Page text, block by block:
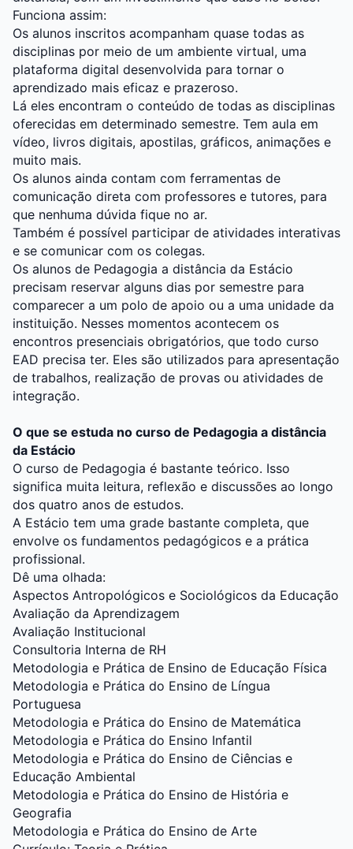
Funciona assim:
Os alunos inscritos acompanham quase todas as
disciplinas por meio de um ambiente virtual, uma
plataforma digital desenvolvida para tornar o
aprendizado mais eficaz e prazeroso.
Lá eles encontram o conteúdo de todas as disciplinas
oferecidas em determinado semestre. Tem aula em
vídeo, livros digitais, apostilas, gráficos, animações e
muito mais.
Os alunos ainda contam com ferramentas de
comunicação direta com professores e tutores, para
que nenhuma dúvida fique no ar.
Também é possível participar de atividades interativas
e se comunicar com os colegas.
Os alunos de Pedagogia a distância da Estácio
precisam reservar alguns dias por semestre para
comparecer a um polo de apoio ou a uma unidade da
instituição. Nesses momentos acontecem os
encontros presenciais obrigatórios, que todo curso
EAD precisa ter. Eles são utilizados para apresentação
de trabalhos, realização de provas ou atividades de
integração.
O que se estuda no curso de Pedagogia a distância
da Estácio
O curso de Pedagogia é bastante teórico. Isso
significa muita leitura, reflexão e discussões ao longo
dos quatro anos de estudos.
A Estácio tem uma grade bastante completa, que
envolve os fundamentos pedagógicos e a prática
profissional.
Dê uma olhada:
Aspectos Antropológicos e Sociológicos da Educação
Avaliação da Aprendizagem
Avaliação Institucional
Consultoria Interna de RH
Metodologia e Prática de Ensino de Educação Física
Metodologia e Prática do Ensino de Língua
Portuguesa
Metodologia e Prática do Ensino de Matemática
Metodologia e Prática do Ensino Infantil
Metodologia e Prática do Ensino de Ciências e
Educação Ambiental
Metodologia e Prática do Ensino de História e
Geografia
Metodologia e Prática do Ensino de Arte